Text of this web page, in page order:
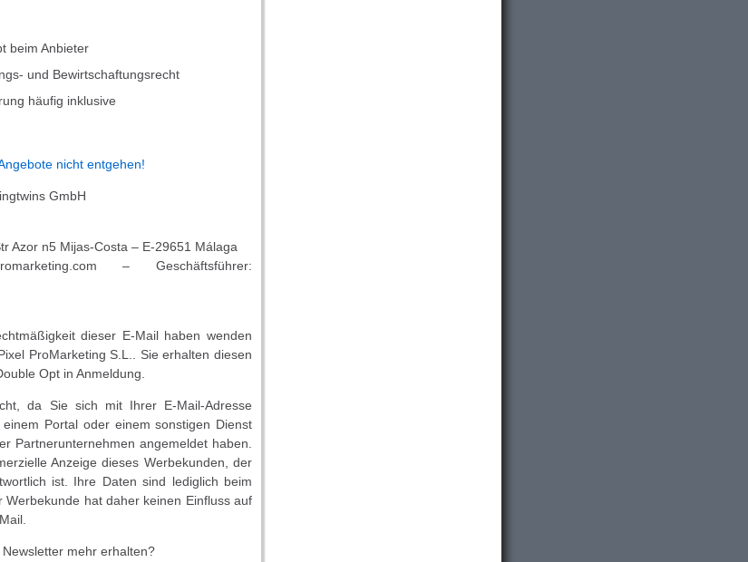
beim Anbieter
und Bewirtschaftungsrecht
häufig inklusive
nicht entgehen!
GmbH
Azor n5 Mijas-Costa – E-29651 Málaga
– Geschäftsführer:
dieser E-Mail haben wenden
ProMarketing S.L.. Sie erhalten diesen
Opt in Anmeldung.
da Sie sich mit Ihrer E-Mail-Adresse
Portal oder einem sonstigen Dienst
Partnerunternehmen angemeldet haben.
Anzeige dieses Werbekunden, der
ist. Ihre Daten sind lediglich beim
Werbekunde hat daher keinen Einfluss auf
mehr erhalten?